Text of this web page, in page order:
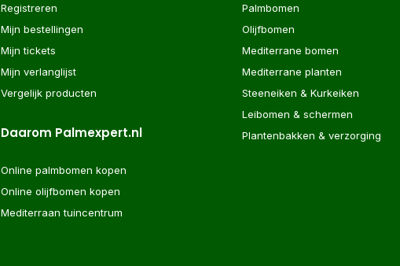
Registreren
Mijn bestellingen
Mijn tickets
Mijn verlanglijst
Vergelijk producten
Daarom Palmexpert.nl
Online palmbomen kopen
Online olijfbomen kopen
Mediterraan tuincentrum
Palmbomen
Olijfbomen
Mediterrane bomen
Mediterrane planten
Steeneiken & Kurkeiken
Leibomen & schermen
Plantenbakken & verzorging